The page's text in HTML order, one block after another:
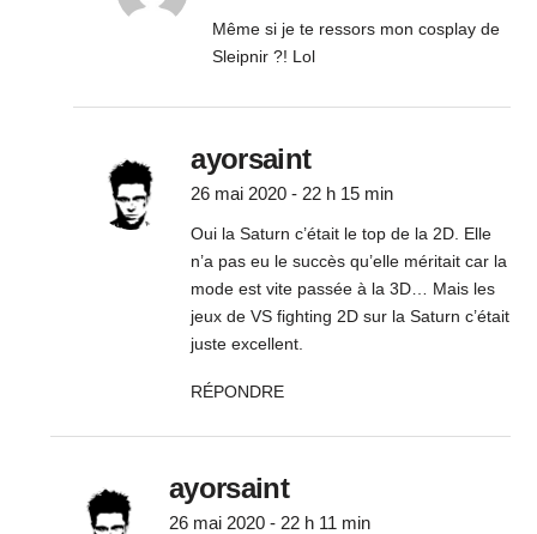
Même si je te ressors mon cosplay de
Sleipnir ?! Lol
ayorsaint
26 mai 2020 - 22 h 15 min
Oui la Saturn c’était le top de la 2D. Elle
n’a pas eu le succès qu’elle méritait car la
mode est vite passée à la 3D… Mais les
jeux de VS fighting 2D sur la Saturn c’était
juste excellent.
RÉPONDRE
ayorsaint
26 mai 2020 - 22 h 11 min